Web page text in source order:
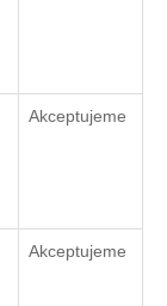
Akceptujeme
Akceptujeme